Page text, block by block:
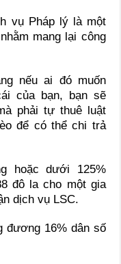
vụ Pháp lý là một
mang lại công
nếu ai đó muốn
của bạn, bạn sẽ
phải tự thuê luật
để có thể chi trả
hoặc dưới 125%
đô la cho một gia
dịch vụ LSC.
đương 16% dân số